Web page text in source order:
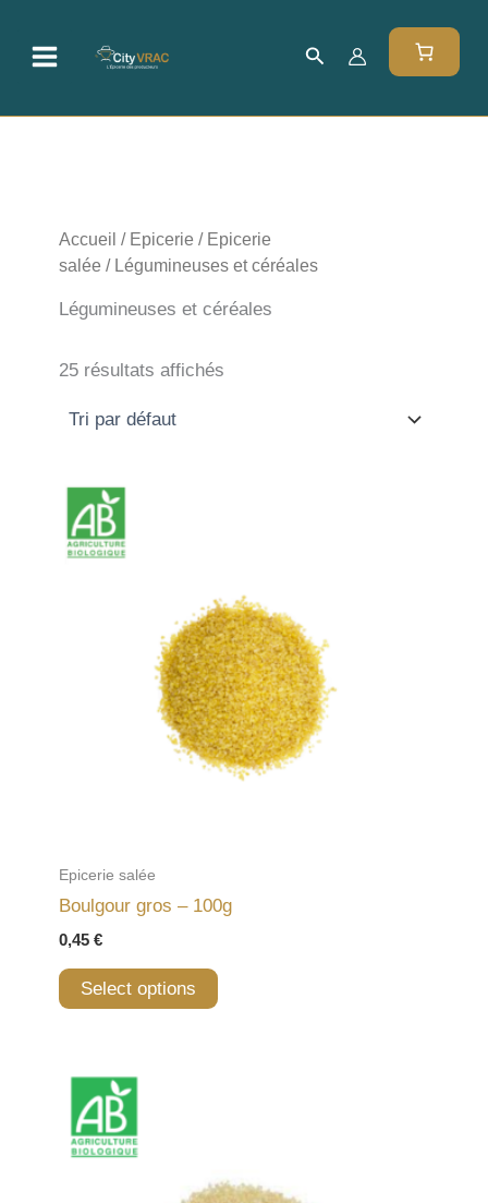
contenu
Rechercher
Accueil / Epicerie / Epicerie
salée / Légumineuses et céréales
Légumineuses et céréales
25 résultats affichés
Epicerie salée
Boulgour gros – 100g
0,45 €
Select options